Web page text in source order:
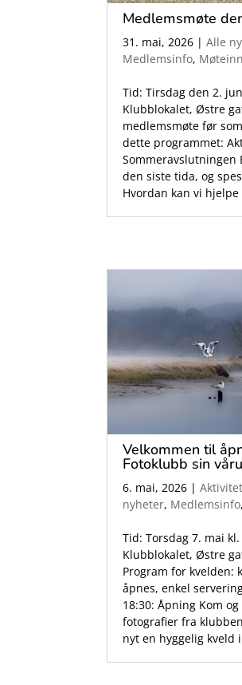
Medlemsmøte
31. mai, 2026 |Alle
Medlemsinfo,
Tid: Tirsdag den 2.
Klubblokalet, Østre
medlemsmøte før
dette programmet:
Sommeravslutningen
den siste tida, og
Hvordan kan vi
Velkommen til
Fotoklubb sin
6. mai, 2026 |
nyheter, Medlemsinfo,
Tid: Torsdag 7. mai
Klubblokalet, Østre
Program for kvelden:
åpnes, enkel
18:30: Åpning Kom
fotografier fra
nyt en hyggelig kveld